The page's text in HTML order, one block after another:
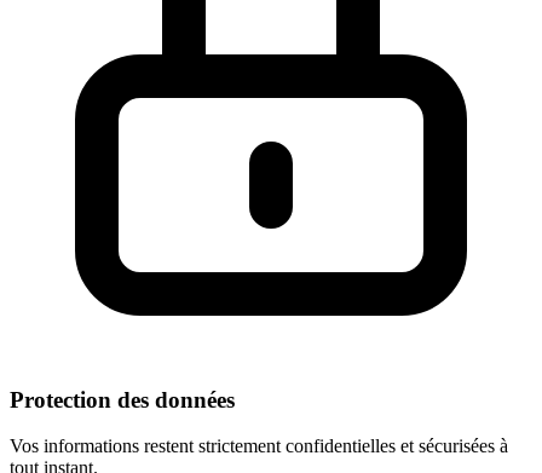
Protection des données
Vos informations restent strictement confidentielles et sécurisées à
tout instant.